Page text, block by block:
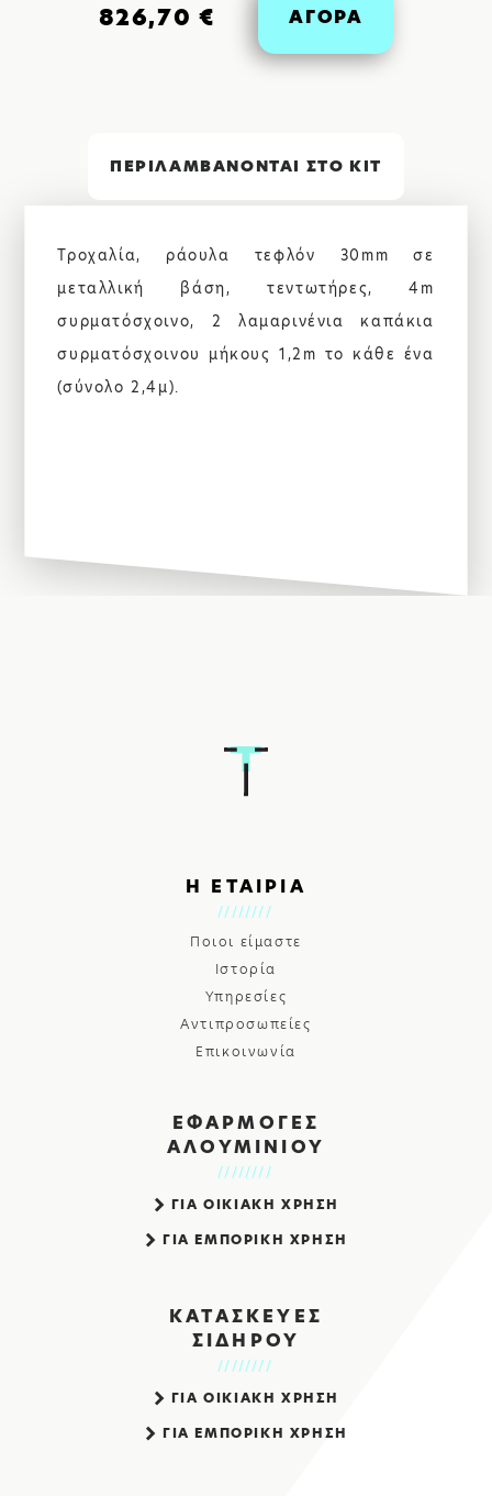
826,70 € ΑΓΟΡΑ
ΠΕΡΙΛΑΜΒΑΝΟΝΤΑΙ ΣTO KIT
Τροχαλία, ράουλα τεφλόν 30mm σε
μεταλλική βάση, τεντωτήρες, 4m
συρματόσχοινο, 2 λαμαρινένια καπάκια
συρματόσχοινου μήκους 1,2m το κάθε ένα
(σύνολο 2,4μ).
Η ΕΤΑΙΡΙΑ
Ποιοι είμαστε
Ιστορία
Υπηρεσίες
Αντιπροσωπείες
Επικοινωνία
ΕΦΑΡΜΟΓΕΣ
ΑΛΟΥΜΙΝΙΟΥ
ΓΙΑ ΟΙΚΙΑΚΗ ΧΡΗΣΗ
ΓΙΑ ΕΜΠΟΡΙΚΗ ΧΡΗΣΗ
ΚΑΤΑΣΚΕΥΕΣ
ΣΙΔΗΡΟΥ
ΓΙΑ ΟΙΚΙΑΚΗ ΧΡΗΣΗ
ΓΙΑ ΕΜΠΟΡΙΚΗ ΧΡΗΣΗ